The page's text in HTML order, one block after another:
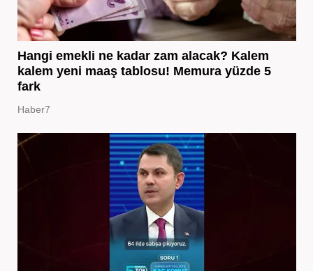
Hangi emekli ne kadar zam alacak? Kalem
kalem yeni maaş tablosu! Memura yüzde 5
fark
Haber7